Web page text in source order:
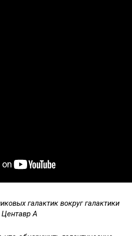
галактик вокруг галактики
Центавр A